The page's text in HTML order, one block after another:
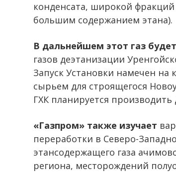
конденсата, широкой фракций
большим содержанием этана).
В дальнейшем этот газ будет
газов деэтанизации
Запуск Установки намечен на
сырьем для строящегося
ГХК планируется
«Газпром» также изучает
переработки в Северо-
этансодержащего газа
региона, месторождений